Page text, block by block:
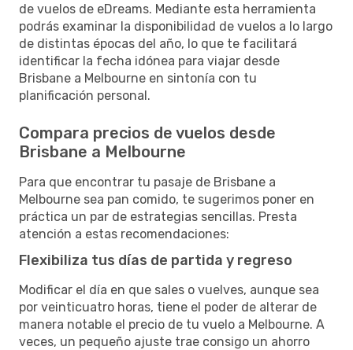
de vuelos de eDreams. Mediante esta herramienta
podrás examinar la disponibilidad de vuelos a lo largo
de distintas épocas del año, lo que te facilitará
identificar la fecha idónea para viajar desde
Brisbane a Melbourne en sintonía con tu
planificación personal.
Compara precios de vuelos desde
Brisbane a Melbourne
Para que encontrar tu pasaje de Brisbane a
Melbourne sea pan comido, te sugerimos poner en
práctica un par de estrategias sencillas. Presta
atención a estas recomendaciones:
Flexibiliza tus días de partida y regreso
Modificar el día en que sales o vuelves, aunque sea
por veinticuatro horas, tiene el poder de alterar de
manera notable el precio de tu vuelo a Melbourne. A
veces, un pequeño ajuste trae consigo un ahorro